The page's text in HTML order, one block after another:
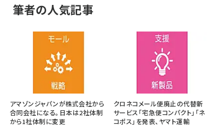
筆者の人気記事
アマゾンジャパンが株式会社から
合同会社になる。日本は2社体制
から1社体制に変更
クロネコメール便廃止の代替新
サービス「宅急便コンパクト」「ネ
コポス」を発表、ヤマト運輸